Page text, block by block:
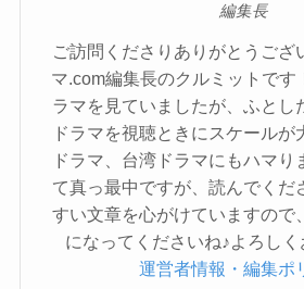
編集長
ご訪問くださりありがとうござ
マ.com編集長のクルミットです
ラマを見ていましたが、ふとし
ドラマを視聴ときにスケールが
ドラマ、台湾ドラマにもハマり
て真っ最中ですが、読んでくだ
すい文章を心がけていますので
になってくださいね♪よろしく
運営者情報・編集ポ